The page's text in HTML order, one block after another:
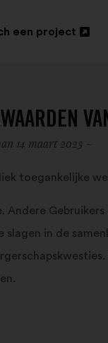
een project
14 maart 2023 -
toegankelijke
in de